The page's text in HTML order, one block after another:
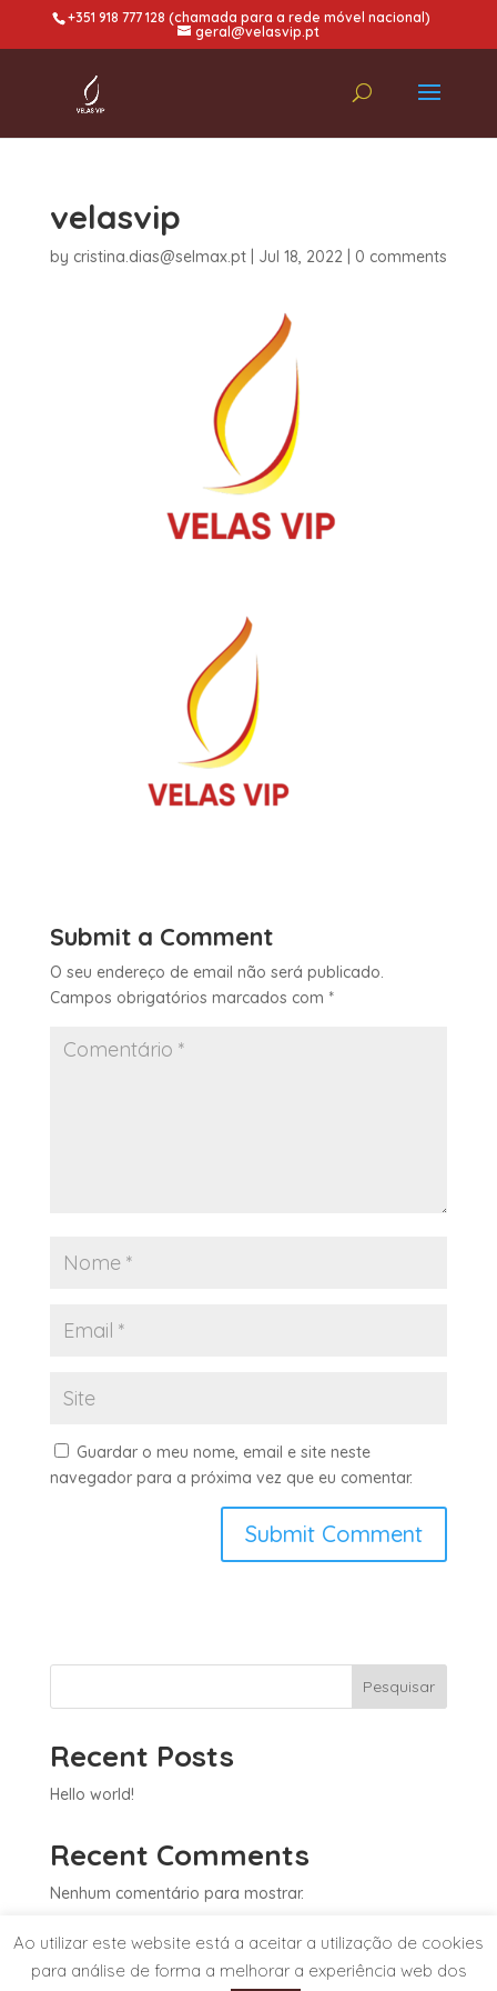
+351 918 777 128 (chamada para a rede móvel nacional)
geral@velasvip.pt
velasvip
by cristina.dias@selmax.pt| Jul 18, 2022| 0 comments
Submit a Comment
O seu endereço de email não será publicado.
Campos obrigatórios marcados com *
Guardar o meu nome, email e site neste
navegador para a próxima vez que eu comentar.
Pesquisar
Recent Posts
Hello world!
Recent Comments
Nenhum comentário para mostrar.
Ao utilizar este website está a aceitar a utilização de cookies
para análise de forma a melhorar a experiência web dos